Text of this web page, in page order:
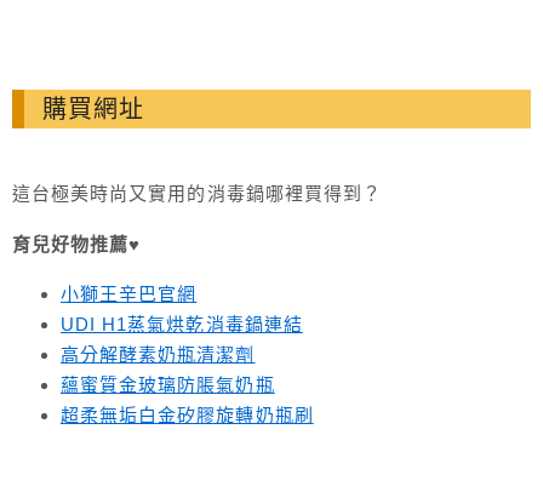
購買網址
這台極美時尚又實用的消毒鍋哪裡買得到？
育兒好物推薦♥
小獅王辛巴官網
UDI H1蒸氣烘乾消毒鍋連結
高分解酵素奶瓶清潔劑
蘊蜜質金玻璃防脹氣奶瓶
超柔無垢白金矽膠旋轉奶瓶刷